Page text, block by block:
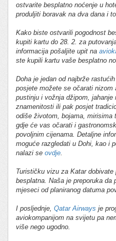
ostvarite besplatno noćenje u
produljiti boravak na dva dana i
Kako biste ostvarili pogodnost
kupiti kartu do 28. 2. za
informacija pošaljite upit na
ste kupili kartu vaše besplatno
Doha je jedan od najbrže
posjete možete se očarati
pustinju i vožnja džipom, jahanje
znamenitosti ili pak posjet
odiše životom, bojama, mirisima
gdje će vas očarati i
povoljnim cijenama. Detaljne
moguće razgledati u Dohi, kao i
nalazi se ovdje
Turističku vizu za Katar
besplatna. Naša je preporuka da
mjeseci od planiranog datuma
I posljednje, Qatar Airways je
aviokompanijom na svijetu pa
više nego ugodno.